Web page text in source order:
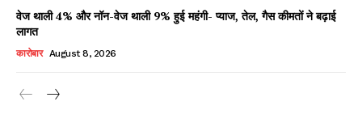
वेज थाली 4% और नॉन-वेज थाली 9% हुई महंगी- प्याज, तेल, गैस कीमतों ने बढ़ाई
लागत
कारोबार August 8, 2026